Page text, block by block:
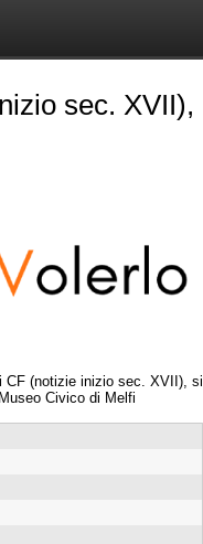
sec. XVII),
CF (notizie inizio sec. XVII), si
Civico di Melfi